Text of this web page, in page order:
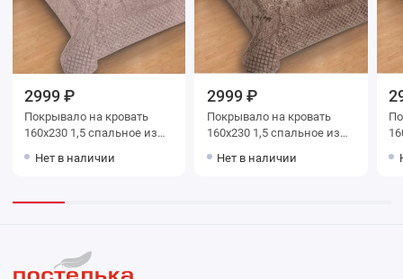
2999 ₽
Покрывало на кровать
160х230 1,5 спальное из
Орнамент Marianna
Нет в наличии
2999 ₽
Покрывало на кровать
160х230 1,5 спальное из
коричневое Орнамент
Нет в наличии